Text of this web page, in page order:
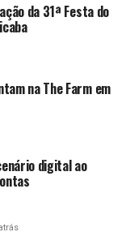
da 31ª Festa do
na The Farm em
digital ao